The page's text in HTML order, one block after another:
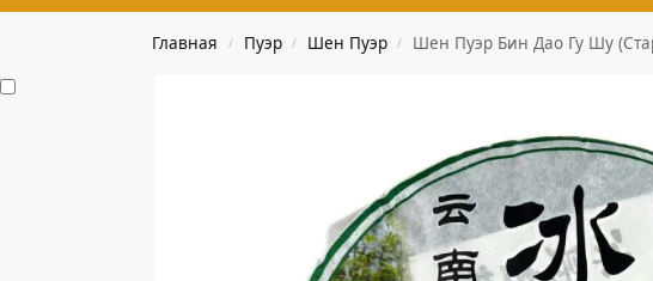
Главная / Пуэр / Шен Пуэр / Шен Пуэр Бин Дао Гу Шу